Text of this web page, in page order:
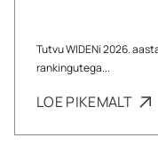
Tutvu WIDENi 2026.
rankingutega...
LOE PIKEMALT